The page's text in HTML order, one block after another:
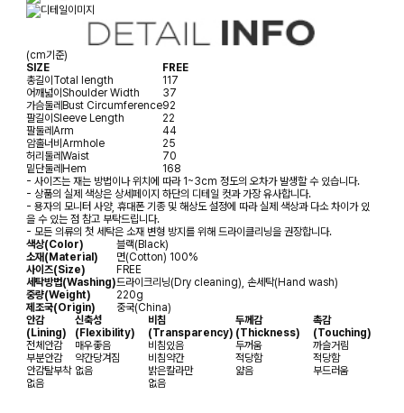
(cm기준)
SIZE
FREE
총길이Total length
117
어깨넓이Shoulder Width
37
가슴둘레Bust Circumference92
팔길이Sleeve Length
22
팔둘레Arm
44
암홀너비Armhole
25
허리둘레Waist
70
밑단둘레Hem
168
- 사이즈는 재는 방법이나 위치에 따라 1~3cm 정도의 오차가 발생할 수 있습니다.
- 상품의 실제 색상은 상세페이지 하단의 디테일 컷과 가장 유사합니다.
- 용자의 모니터 사양, 휴대폰 기종 및 해상도 설정에 따라 실제 색상과 다소 차이가 있
을 수 있는 점 참고 부탁드립니다.
- 모든 의류의 첫 세탁은 소재 변형 방지를 위해 드라이클리닝을 권장합니다.
색상(Color)
블랙(Black)
소재(Material)
면(Cotton) 100%
사이즈(Size)
FREE
세탁방법(Washing)드라이크리닝(Dry cleaning), 손세탁(Hand wash)
중량(Weight)
220g
제조국(Origin)
중국(China)
안감
(Lining)
신축성
(Flexibility)
비침
(Transparency)
두께감
(Thickness)
촉감
(Touching)
전체안감
매우좋음 비침있음 두꺼움
까슬거림
부분안감
약간당겨짐 비침약간 적당함
적당함
안감탈부착 없음 밝은칼라만 얇음
부드러움
없음
없음